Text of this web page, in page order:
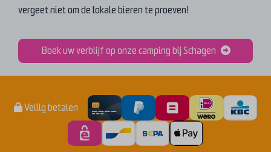
vergeet niet om de lokale bieren te proeven!
Boek uw verblijf op onze camping bij Schagen
Veilig betalen